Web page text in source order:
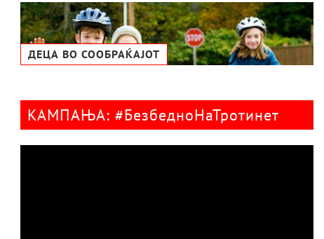
ДЕЦА ВО СООБРАЌАЈОТ
КАМПАЊА: #БезбедноНаТротинет